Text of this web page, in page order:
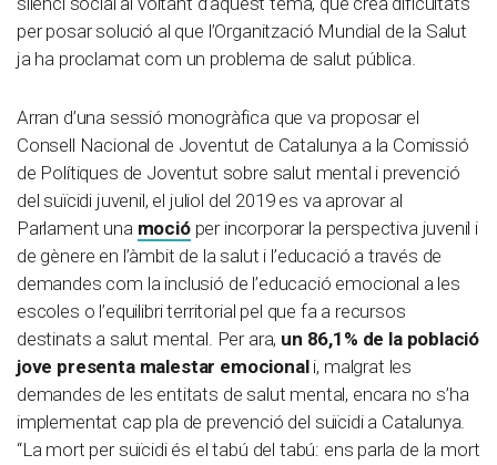
per posar solució al que l’Organització Mundial de la Salut
ja ha proclamat com un problema de salut pública.
Arran d’una sessió monogràfica que va proposar el
Consell Nacional de Joventut de Catalunya a la Comissió
de Polítiques de Joventut sobre salut mental i prevenció
del suïcidi juvenil, el juliol del 2019 es va aprovar al
Parlament una mocióper incorporar la perspectiva juvenil i
de gènere en l’àmbit de la salut i l’educació a través de
demandes com la inclusió de l’educació emocional a les
escoles o l’equilibri territorial pel que fa a recursos
destinats a salut mental. Per ara, un 86,1% de la població
jove presenta malestar emocionali, malgrat les
demandes de les entitats de salut mental, encara no s’ha
implementat cap pla de prevenció del suïcidi a Catalunya.
“La mort per suïcidi és el tabú del tabú: ens parla de la mort